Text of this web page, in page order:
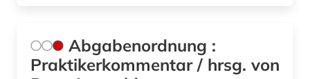
bauplanungsrecht (1)
baurecht (15)
Abgabenordnung :
Praktikerkommentar / hrsg. von